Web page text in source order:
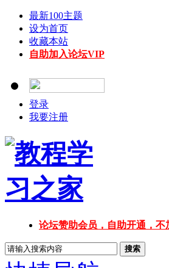
最新100主题
设为首页
收藏本站
自助加入论坛VIP
登录
我要注册
论坛赞助会员，自助开通，
搜索